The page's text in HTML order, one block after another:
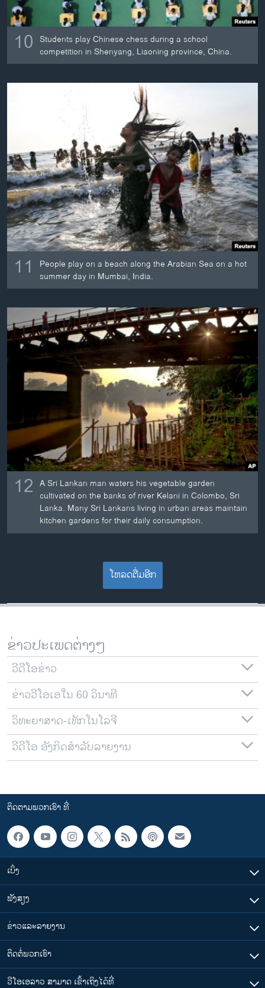
10 Students play Chinese chess during a school
competition in Shenyang, Liaoning province, China.
11
People play on a beach along the Arabian Sea on a hot
summer day in Mumbai, India.
12 A Sri Lankan man waters his vegetable garden
cultivated on the banks of river Kelani in Colombo, Sri
Lanka. Many Sri Lankans living in urban areas maintain
kitchen gardens for their daily consumption.
ໂຫລດຕື່ມອີກ
ຂ່າວປະເພດຕ່າງໆ
ວີດີໂອຂ່າວ
ຂ່າວວີໂອເອໃນ 60 ວິນາທີ
ວິທະຍາສາດ-ເທັກໂນໂລຈີ
ວີດີໂອ ອັງກິດສຳລັບລາຍງານ
ຕິດຕາມພວກເຮົາ ທີ່
ເບິ່ງ
ຟັງສຽງ
ຂ່າວແລະລາຍງານ
ຕິດຕໍ່ພວກເຮົາ
ວີໂອເອລາວ ສາມາດ ເຂົ້າເຖິງໄດ້ທີ່